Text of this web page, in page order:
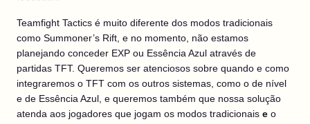
Teamfight Tactics é muito diferente dos modos tradicionais
como Summoner’s Rift, e no momento, não estamos
planejando conceder EXP ou Essência Azul através de
partidas TFT. Queremos ser atenciosos sobre quando e como
integraremos o TFT com os outros sistemas, como o de nível
e de Essência Azul, e queremos também que nossa solução
atenda aos jogadores que jogam os modos tradicionais e o